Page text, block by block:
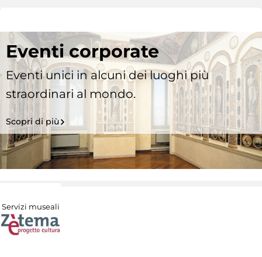
Eventi corporate
Eventi unici in alcuni dei luoghi più
straordinari al mondo.
Scopri di più
Servizi museali